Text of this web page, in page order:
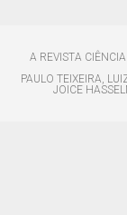
A REVISTA
PAULO TEIXEIRA,
JOICE